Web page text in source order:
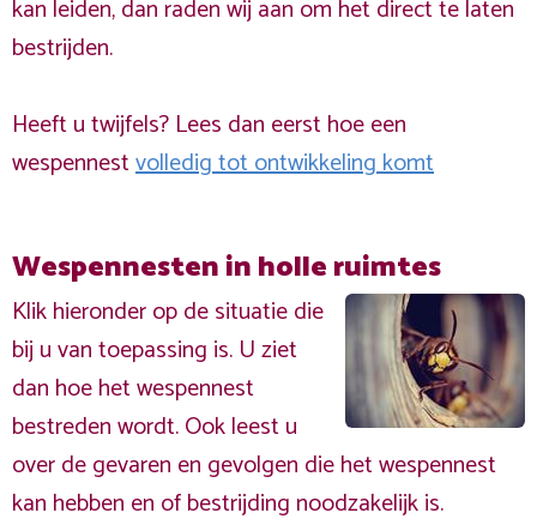
kan leiden, dan raden wij aan om het direct te laten
bestrijden.
Heeft u twijfels? Lees dan eerst hoe een
wespennestvolledig tot ontwikkeling komt
Wespennesten in holle ruimtes
Klik hieronder op de situatie die
bij u van toepassing is. U ziet
dan hoe het wespennest
bestreden wordt. Ook leest u
over de gevaren en gevolgen die het wespennest
kan hebben en of bestrijding noodzakelijk is.